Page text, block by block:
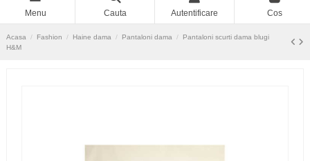
Menu Cauta Autentificare Cos
Acasa Fashion Haine dama Pantaloni dama
Pantaloni scurti dama blugi
H&M